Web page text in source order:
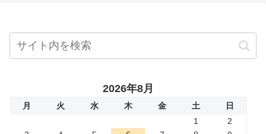
2026年8月
月 火 水 木 金 土
日
1
2